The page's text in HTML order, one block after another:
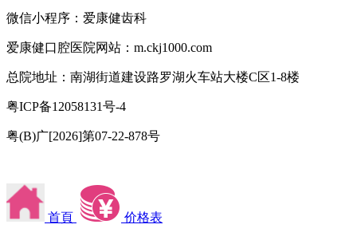
微信小程序：爱康健齿科
爱康健口腔医院网站：m.ckj1000.com
总院地址：南湖街道建设路罗湖火车站大楼C区1-8楼
粤ICP备12058131号-4
粤(B)广[2026]第07-22-878号
首頁 价格表